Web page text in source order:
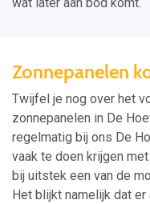
wat later aan bod komt.
Zonnepanelen
Twijfel je nog over het
zonnepanelen in De
regelmatig bij ons De
vaak te doen krijgen
bij uitstek een van de
Het blijkt namelijk dat